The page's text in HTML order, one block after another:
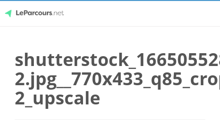
content
2_upscale